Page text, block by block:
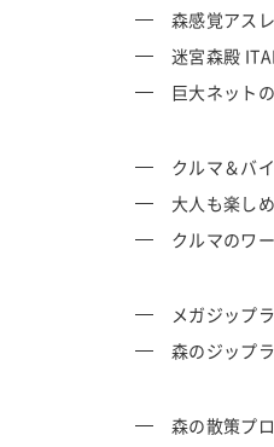
森感覚アス
迷宮森殿
巨大ネット
クルマ＆バ
大人も楽し
クルマのワ
メガジップ
森のジップ
森の散策プ